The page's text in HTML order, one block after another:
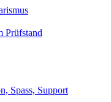
Prüfstand
Spass, Support